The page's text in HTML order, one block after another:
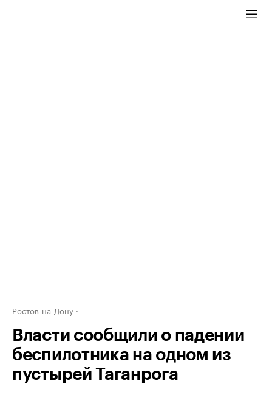
Ростов-на-Дону
Власти сообщили о падении
беспилотника на одном из
пустырей Таганрога